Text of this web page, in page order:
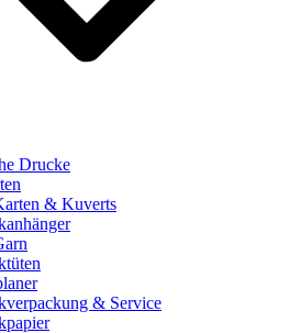
Drucke
& Kuverts
& Service